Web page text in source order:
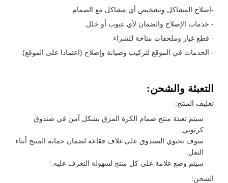
-إصلاح المشاكل وتشخيص أي مشاكل مع الصمام
- خدمات الإصلاح والضمان لأي عيوب أو خلل.
- قطع غيار وملحقات متاحة للشراء
- الخدمات في الموقع لتركيب وصيانة وإصلاح (اعتمادا على الموقع).
التعبئة والشحن:
تغليف المنتج:
سيتم تعبئة منتج صمام الكرة المزق بشكل آمن في صندوق
كرتوني.
سوف تحتوي الصندوق على غلاف فقاعة لضمان حماية المنتج أثناء
النقل.
سيتم وضع علامة على كل منتج لسهولة التعرف عليه.
الشحن: